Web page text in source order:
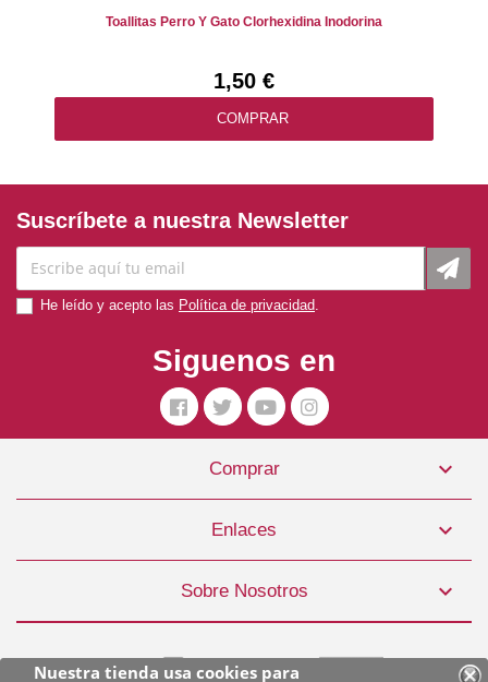
Nuestra tienda usa cookies para
Toallitas Perro Y Gato Clorhexidina Inodorina
1,50 €
COMPRAR
Eliminador Olor Orina Perro 118ml Urine Off
7,65 €
COMPRAR
Suscríbete a nuestra Newsletter
He leído y acepto las Política de privacidad
Siguenos en
Comprar 
Enlaces 
Sobre Nosotros 